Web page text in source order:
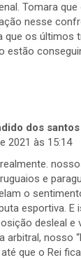
Tomara
nesse
que os últimos
estão
dos santos
2021 às 15:14
e
o
esportiva. E
desleal e
arbitral, nosso
que o Rei